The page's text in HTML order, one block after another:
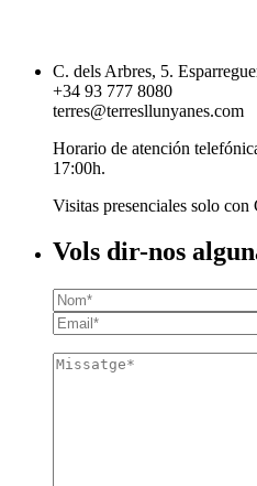
C. dels Arbres, 5.
+34 93 777 8080
terres@terresllunyanes.com
Horario de atención
17:00h.
Visitas presenciales solo
Vols dir-nos